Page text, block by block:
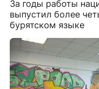
За годы работы
выпустил более
бурятском языке